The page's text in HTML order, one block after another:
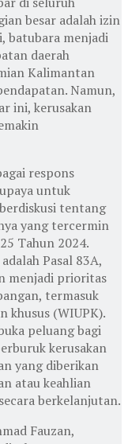
besar adalah izin
batubara menjadi
daerah
Kalimantan
Namun,
ini, kerusakan
respons
untuk
tentang
yang tercermin
Tahun 2024.
Pasal 83A,
menjadi prioritas
termasuk
khusus (WIUPK).
peluang bagi
kerusakan
yang diberikan
atau keahlian
berkelanjutan.
Fauzan,